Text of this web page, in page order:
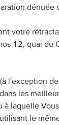
dénuée
votre
12, quai du
l'exception
les
laquelle
le